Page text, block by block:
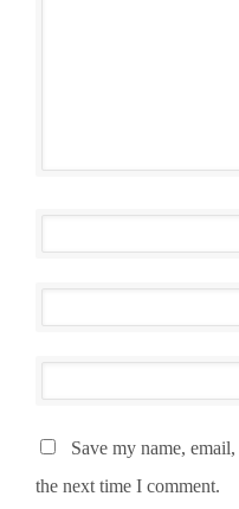
Save my name,
the next time I comment.